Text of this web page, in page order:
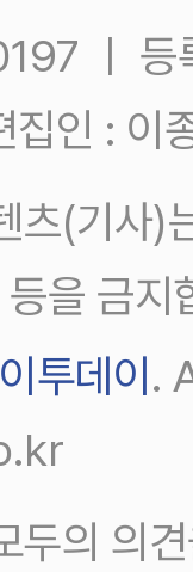
ㅣ
집인 : 이
츠(기사)
을 금지
이투데이 .
두의 의